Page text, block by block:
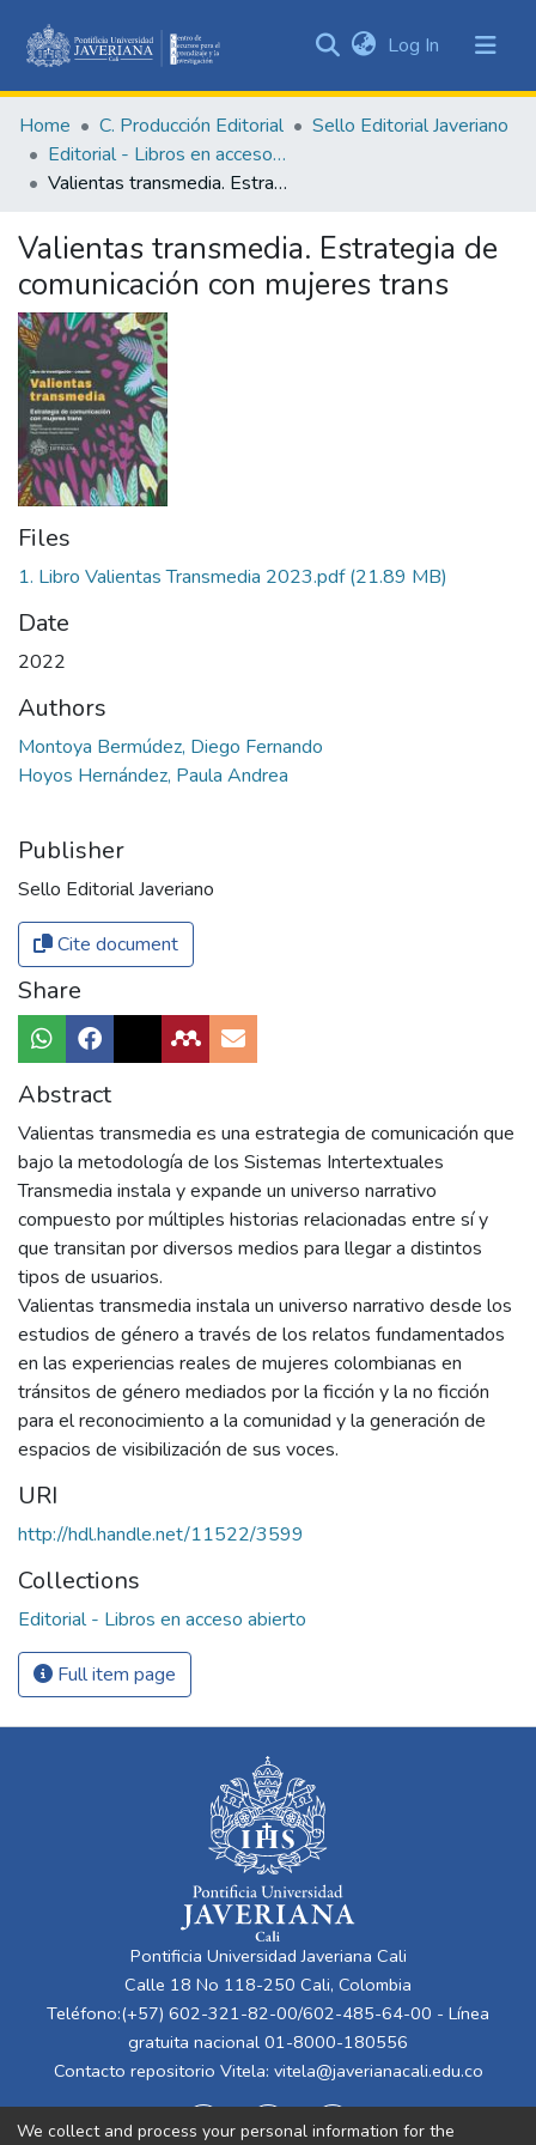
&
Collections
All of DSpace
Statistics
Log In (current)
Home C. Producción Editorial
Sello Editorial Javeriano
Editorial - Libros en acceso abierto
Valientas transmedia. Estrategia de comunicación con mujeres trans
Valientas transmedia. Estrategia de
comunicación con mujeres trans
Files
1. Libro Valientas Transmedia 2023.pdf(21.89 MB)
Date
2022
Authors
Montoya Bermúdez, Diego Fernando
Hoyos Hernández, Paula Andrea
Publisher
Sello Editorial Javeriano
Cite document
Share
Abstract
Valientas transmedia es una estrategia de comunicación que
bajo la metodología de los Sistemas Intertextuales
Transmedia instala y expande un universo narrativo
compuesto por múltiples historias relacionadas entre sí y
que transitan por diversos medios para llegar a distintos
tipos de usuarios.
Valientas transmedia instala un universo narrativo desde los
estudios de género a través de los relatos fundamentados
en las experiencias reales de mujeres colombianas en
tránsitos de género mediados por la ficción y la no ficción
para el reconocimiento a la comunidad y la generación de
espacios de visibilización de sus voces.
URI
http://hdl.handle.net/11522/3599
Collections
Editorial - Libros en acceso abierto
Full item page
Pontificia Universidad Javeriana Cali
Calle 18 No 118-250 Cali, Colombia
Teléfono:(+57) 602-321-82-00/602-485-64-00 - Línea
gratuita nacional 01-8000-180556
Contacto repositorio Vitela: vitela@javerianacali.edu.co
We collect and process your personal information for the